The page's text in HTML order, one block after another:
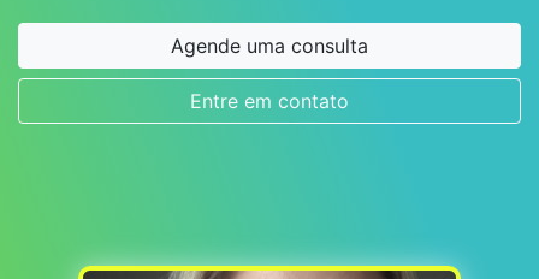
Agende uma consulta
Entre em contato